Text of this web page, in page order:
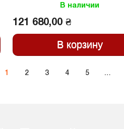
121 680,00 ₴
В наличии
GB172I-30K
АРТ.1721703002
1 2 3 4 5 …